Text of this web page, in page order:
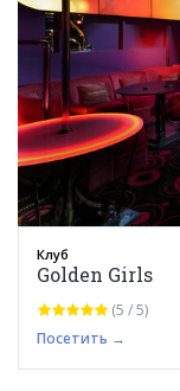
Клуб
Golden Girls
(5 / 5)
Посетить →